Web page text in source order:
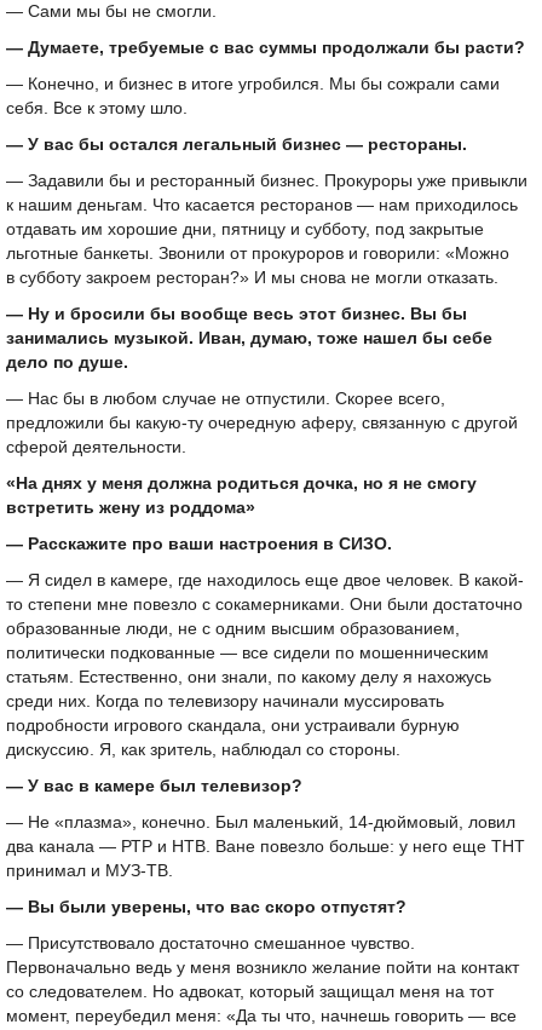
— Сами мы бы не смогли.
— Думаете, требуемые с вас суммы продолжали бы расти?
— Конечно, и бизнес в итоге угробился. Мы бы сожрали сами
себя. Все к этому шло.
— У вас бы остался легальный бизнес — рестораны.
— Задавили бы и ресторанный бизнес. Прокуроры уже привыкли
к нашим деньгам. Что касается ресторанов — нам приходилось
отдавать им хорошие дни, пятницу и субботу, под закрытые
льготные банкеты. Звонили от прокуроров и говорили: «Можно
в субботу закроем ресторан?» И мы снова не могли отказать.
— Ну и бросили бы вообще весь этот бизнес. Вы бы
занимались музыкой. Иван, думаю, тоже нашел бы себе
дело по душе.
— Нас бы в любом случае не отпустили. Скорее всего,
предложили бы какую-ту очередную аферу, связанную с другой
сферой деятельности.
«На днях у меня должна родиться дочка, но я не смогу
встретить жену из роддома»
— Расскажите про ваши настроения в СИЗО.
— Я сидел в камере, где находилось еще двое человек. В какой-
то степени мне повезло с сокамерниками. Они были достаточно
образованные люди, не с одним высшим образованием,
политически подкованные — все сидели по мошенническим
статьям. Естественно, они знали, по какому делу я нахожусь
среди них. Когда по телевизору начинали муссировать
подробности игрового скандала, они устраивали бурную
дискуссию. Я, как зритель, наблюдал со стороны.
— У вас в камере был телевизор?
— Не «плазма», конечно. Был маленький, 14-дюймовый, ловил
два канала — РТР и НТВ. Ване повезло больше: у него еще ТНТ
принимал и МУЗ-ТВ.
— Вы были уверены, что вас скоро отпустят?
— Присутствовало достаточно смешанное чувство.
Первоначально ведь у меня возникло желание пойти на контакт
со следователем. Но адвокат, который защищал меня на тот
момент, переубедил меня: «Да ты что, начнешь говорить — все